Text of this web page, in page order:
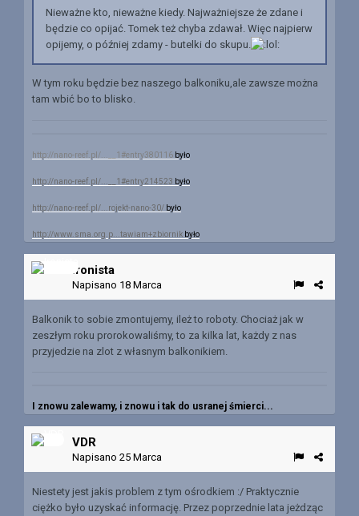
Nieważne kto, nieważne kiedy. Najważniejsze że zdane i
będzie co opijać. Tomek też chyba zdawał. Więc najpierw
opijemy, o później zdamy - butelki do skupu.
W tym roku będzie bez naszego balkoniku,ale zawsze można
tam wbić bo to blisko.
http://nano-reef.pl/...__1#entry380116 było
http://nano-reef.pl/...__1#entry214523 było
http://nano-reef.pl/...rojekt-nano-30/ było
http://www.sma.org.p...tawiam+zbiornik było
Ironista
Napisano 18 Marca
Balkonik to sobie zmontujemy, ileż to roboty. Chociaż jak w
zeszłym roku prorokowaliśmy, to za kilka lat, każdy z nas
przyjedzie na zlot z własnym balkonikiem.
I znowu zalewamy, i znowu i tak do usranej śmierci...
VDR
Napisano 25 Marca
Niestety jest jakis problem z tym ośrodkiem :/ Praktycznie
ciężko było uzyskać informację. Przez poprzednie lata jeżdząc